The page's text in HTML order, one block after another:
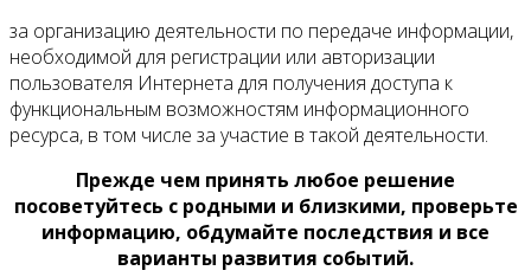
за организацию деятельности по передаче информации,
необходимой для регистрации или авторизации
пользователя Интернета для получения доступа к
функциональным возможностям информационного
ресурса, в том числе за участие в такой деятельности.
Прежде чем принять любое решение
посоветуйтесь с родными и близкими, проверьте
информацию, обдумайте последствия и все
варианты развития событий.